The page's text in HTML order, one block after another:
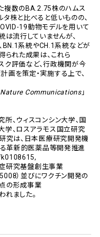
複数のBA.2.75株のハムス
株と比べると低いものの、
19動物モデルを用いて
は流行していませんが、
BN.1系統やCH.1系統などが
られた成果は、これら
ク評価など、行政機関が今
画を策定・実施する上で、
Nature Communications」
、ウィスコンシン大学、国
学、ロスアラモス国立研究
究は、日本医療研究開発機
る革新的医薬品等開発推進
研究基盤創生事業
）並びにワクチン開発の
の形成事業
れました。